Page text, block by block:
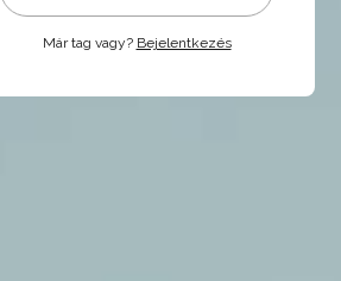
Már tag vagy? Bejelentkezés